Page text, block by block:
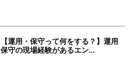
【運用・保守って何をする？】運用
保守の現場経験があるエン...